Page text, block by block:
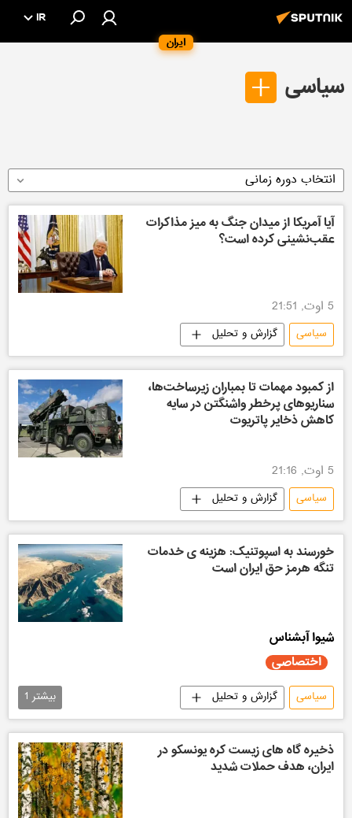
ایران
IR
سیاسی
انتخاب دوره زمانی
آیا آمریکا از میدان جنگ به میز مذاکرات
عقب‌نشینی کرده است؟
5 اوت, 21:51
سیاسی گزارش و تحلیل
از کمبود مهمات تا بمباران زیرساخت‌ها،
سناریوهای پرخطر واشنگتن در سایه
کاهش ذخایر پاتریوت
5 اوت, 21:16
سیاسی گزارش و تحلیل
خورسند به اسپوتنیک: هزینه ی خدمات
تنگه هرمز حق ایران است
شیوا آبشناس
اختصاصی
سیاسی
گزارش و تحلیل
اختصاصی اسپوتنیک
بیشتر 1
ذخیره‌ گاه‌ های زیست‌ کره یونسکو در
ایران، هدف حملات شدید